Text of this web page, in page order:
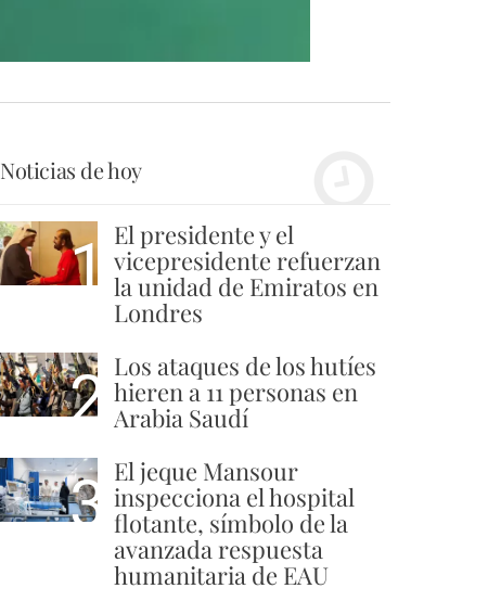
Noticias de hoy
1 El presidente y el
vicepresidente refuerzan
la unidad de Emiratos en
Londres
2 Los ataques de los hutíes
hieren a 11 personas en
Arabia Saudí
3 El jeque Mansour
inspecciona el hospital
flotante, símbolo de la
avanzada respuesta
humanitaria de EAU